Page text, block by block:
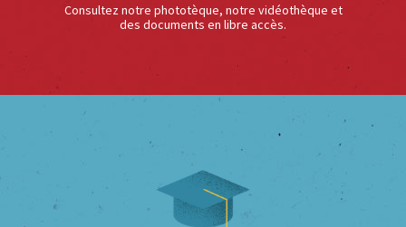
Consultez notre phototèque, notre vidéothèque et
des documents en libre accès.